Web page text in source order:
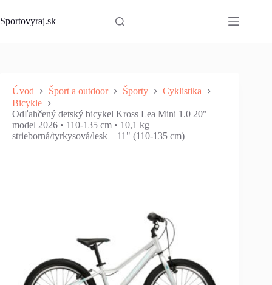
to
content
Sportovyraj.sk
Úvod Šport a outdoor Športy
Cyklistika
Bicykle
Odľahčený detský bicykel Kross Lea Mini 1.0 20" –
model 2026 • 110-135 cm • 10,1 kg
strieborná/tyrkysová/lesk – 11" (110-135 cm)